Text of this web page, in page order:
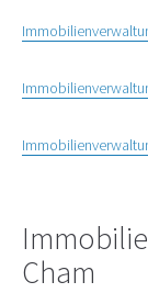
Cham